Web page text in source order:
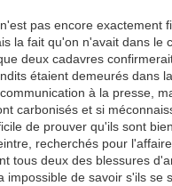
pas encore exactement
la fait qu'on n'avait dans le
deux cadavres
étaient demeurés dans
à la presse,
carbonisés et si
de prouver qu'ils sont
recherchés pour
tous deux des blessures
impossible de savoir s'ils se